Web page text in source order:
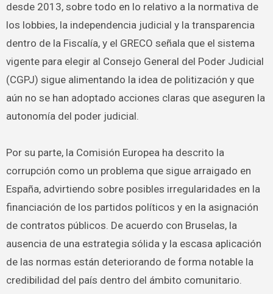
desde 2013, sobre todo en lo relativo a la normativa de
los lobbies, la independencia judicial y la transparencia
dentro de la Fiscalía, y el GRECO señala que el sistema
vigente para elegir al Consejo General del Poder Judicial
(CGPJ) sigue alimentando la idea de politización y que
aún no se han adoptado acciones claras que aseguren la
autonomía del poder judicial.
Por su parte, la Comisión Europea ha descrito la
corrupción como un problema que sigue arraigado en
España, advirtiendo sobre posibles irregularidades en la
financiación de los partidos políticos y en la asignación
de contratos públicos. De acuerdo con Bruselas, la
ausencia de una estrategia sólida y la escasa aplicación
de las normas están deteriorando de forma notable la
credibilidad del país dentro del ámbito comunitario.